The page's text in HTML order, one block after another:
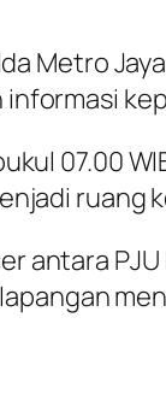
Metro
07.00
ruang
antara